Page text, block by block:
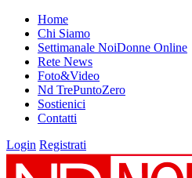
Home
Chi Siamo
Settimanale NoiDonne Online
Rete News
Foto&Video
Nd TrePuntoZero
Sostienici
Contatti
Login Registrati